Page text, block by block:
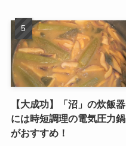
【大成功】「沼」の炊飯器
には時短調理の電気圧力鍋
がおすすめ！